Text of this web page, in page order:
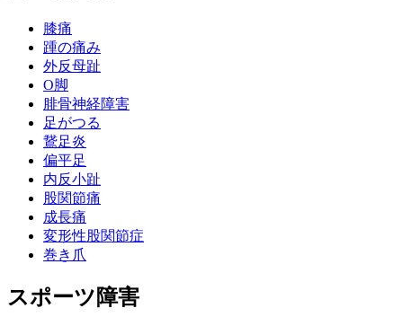
膝痛
踵の痛み
外反母趾
О脚
腓骨神経障害
足がつる
鵞足炎
偏平足
内反小趾
股関節痛
成長痛
変形性股関節症
巻き爪
スポーツ障害